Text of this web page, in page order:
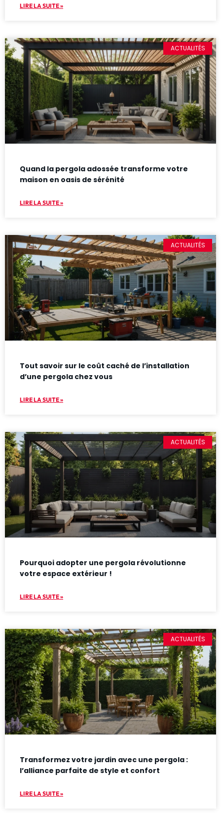
LIRE LA SUITE »
ACTUALITÉS
Quand la pergola adossée transforme votre
maison en oasis de sérénité
LIRE LA SUITE »
ACTUALITÉS
Tout savoir sur le coût caché de l’installation
d’une pergola chez vous
LIRE LA SUITE »
ACTUALITÉS
Pourquoi adopter une pergola révolutionne
votre espace extérieur !
LIRE LA SUITE »
ACTUALITÉS
Transformez votre jardin avec une pergola :
l’alliance parfaite de style et confort
LIRE LA SUITE »